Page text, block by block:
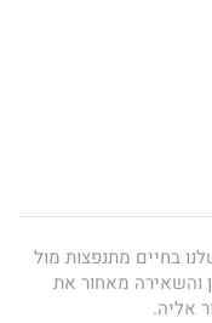
בחיים מתנפצות מול
והשאירה מאחור את
אליה.